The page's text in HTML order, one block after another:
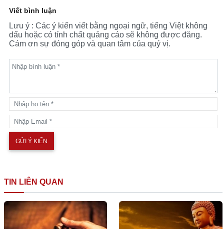
Viết bình luận
Lưu ý : Các ý kiến viết bằng ngoại ngữ, tiếng Việt không
dấu hoặc có tính chất quảng cáo sẽ không được đăng.
Cám ơn sự đóng góp và quan tâm của quý vị.
TIN LIÊN QUAN